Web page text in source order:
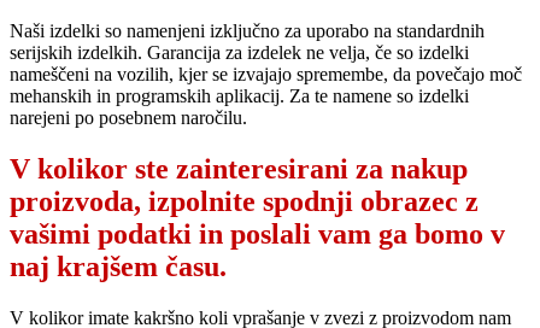
Naši izdelki so namenjeni izključno za uporabo na standardnih
serijskih izdelkih. Garancija za izdelek ne velja, če so izdelki
nameščeni na vozilih, kjer se izvajajo spremembe, da povečajo moč
mehanskih in programskih aplikacij. Za te namene so izdelki
narejeni po posebnem naročilu.
V kolikor ste zainteresirani za nakup
proizvoda, izpolnite spodnji obrazec z
vašimi podatki in poslali vam ga bomo v
naj krajšem času.
V kolikor imate kakršno koli vprašanje v zvezi z proizvodom nam